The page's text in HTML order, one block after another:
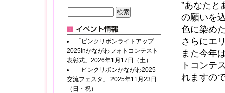
”あなたと
の願いを
色に染め
さらにエ
また今年
トコンテ
れますの
「ピンクリボンライトアップ
2025inかながわフォトコンテスト
表彰式」2026年1月17日（土）
「ピンクリボンかながわ2025
交流フェスタ」 2025年11月23日
（日・祝）